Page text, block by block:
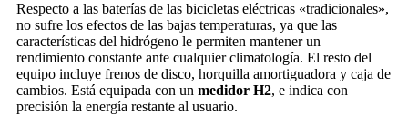
Respecto a las baterías de las bicicletas eléctricas «tradicionales»,
no sufre los efectos de las bajas temperaturas, ya que las
características del hidrógeno le permiten mantener un
rendimiento constante ante cualquier climatología. El resto del
equipo incluye frenos de disco, horquilla amortiguadora y caja de
cambios. Está equipada con un medidor H2, e indica con
precisión la energía restante al usuario.